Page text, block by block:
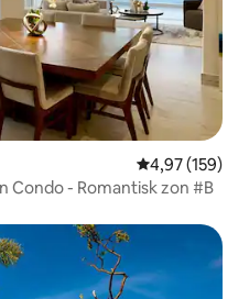
4,97 av 5 i
4,97 (159)
Condo - Romantisk zon #B